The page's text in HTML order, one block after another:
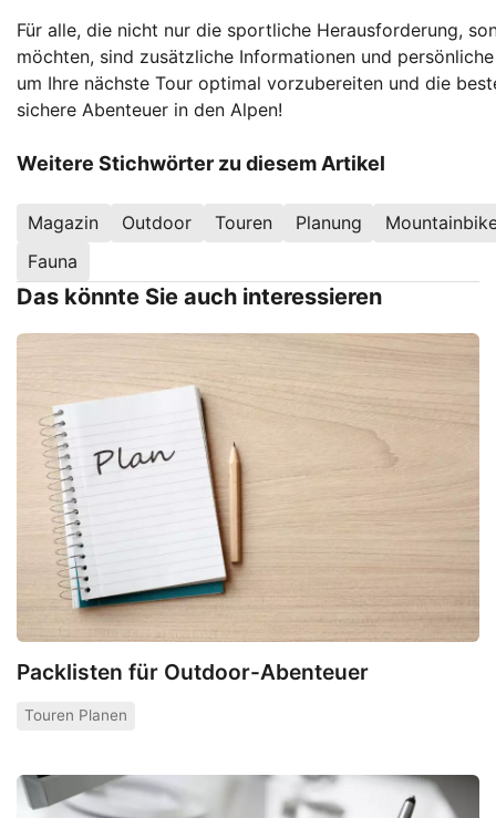
Für alle, die nicht nur die sportliche Herausforderung,
möchten, sind zusätzliche Informationen und
um Ihre nächste Tour optimal vorzubereiten und die
sichere Abenteuer in den Alpen!
Weitere Stichwörter zu diesem Artikel
Magazin Outdoor Touren Planung
Fauna
Das könnte Sie auch interessieren
Packlisten für Outdoor-Abenteuer
Touren Planen